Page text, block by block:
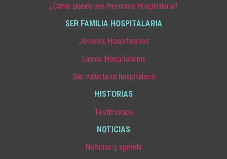
¿Cómo puedo ser Hermana Hospitalaria?
SER FAMILIA HOSPITALARIA
Jóvenes Hospitalarios
Laicos Hospitalarios
Ser voluntario hospitalario
HISTORIAS
Testimonios
NOTICIAS
Noticias y agenda